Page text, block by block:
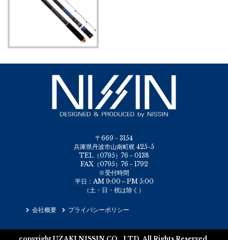
〒669－3154
兵庫県丹波市山南町梶 425-5
TEL（0795）76－0138
FAX（0795）76－1792
※受付時間
平日：AM 9:00～PM 5:00
（土・日・祝は除く）
会社概要 プライバシーポリシー